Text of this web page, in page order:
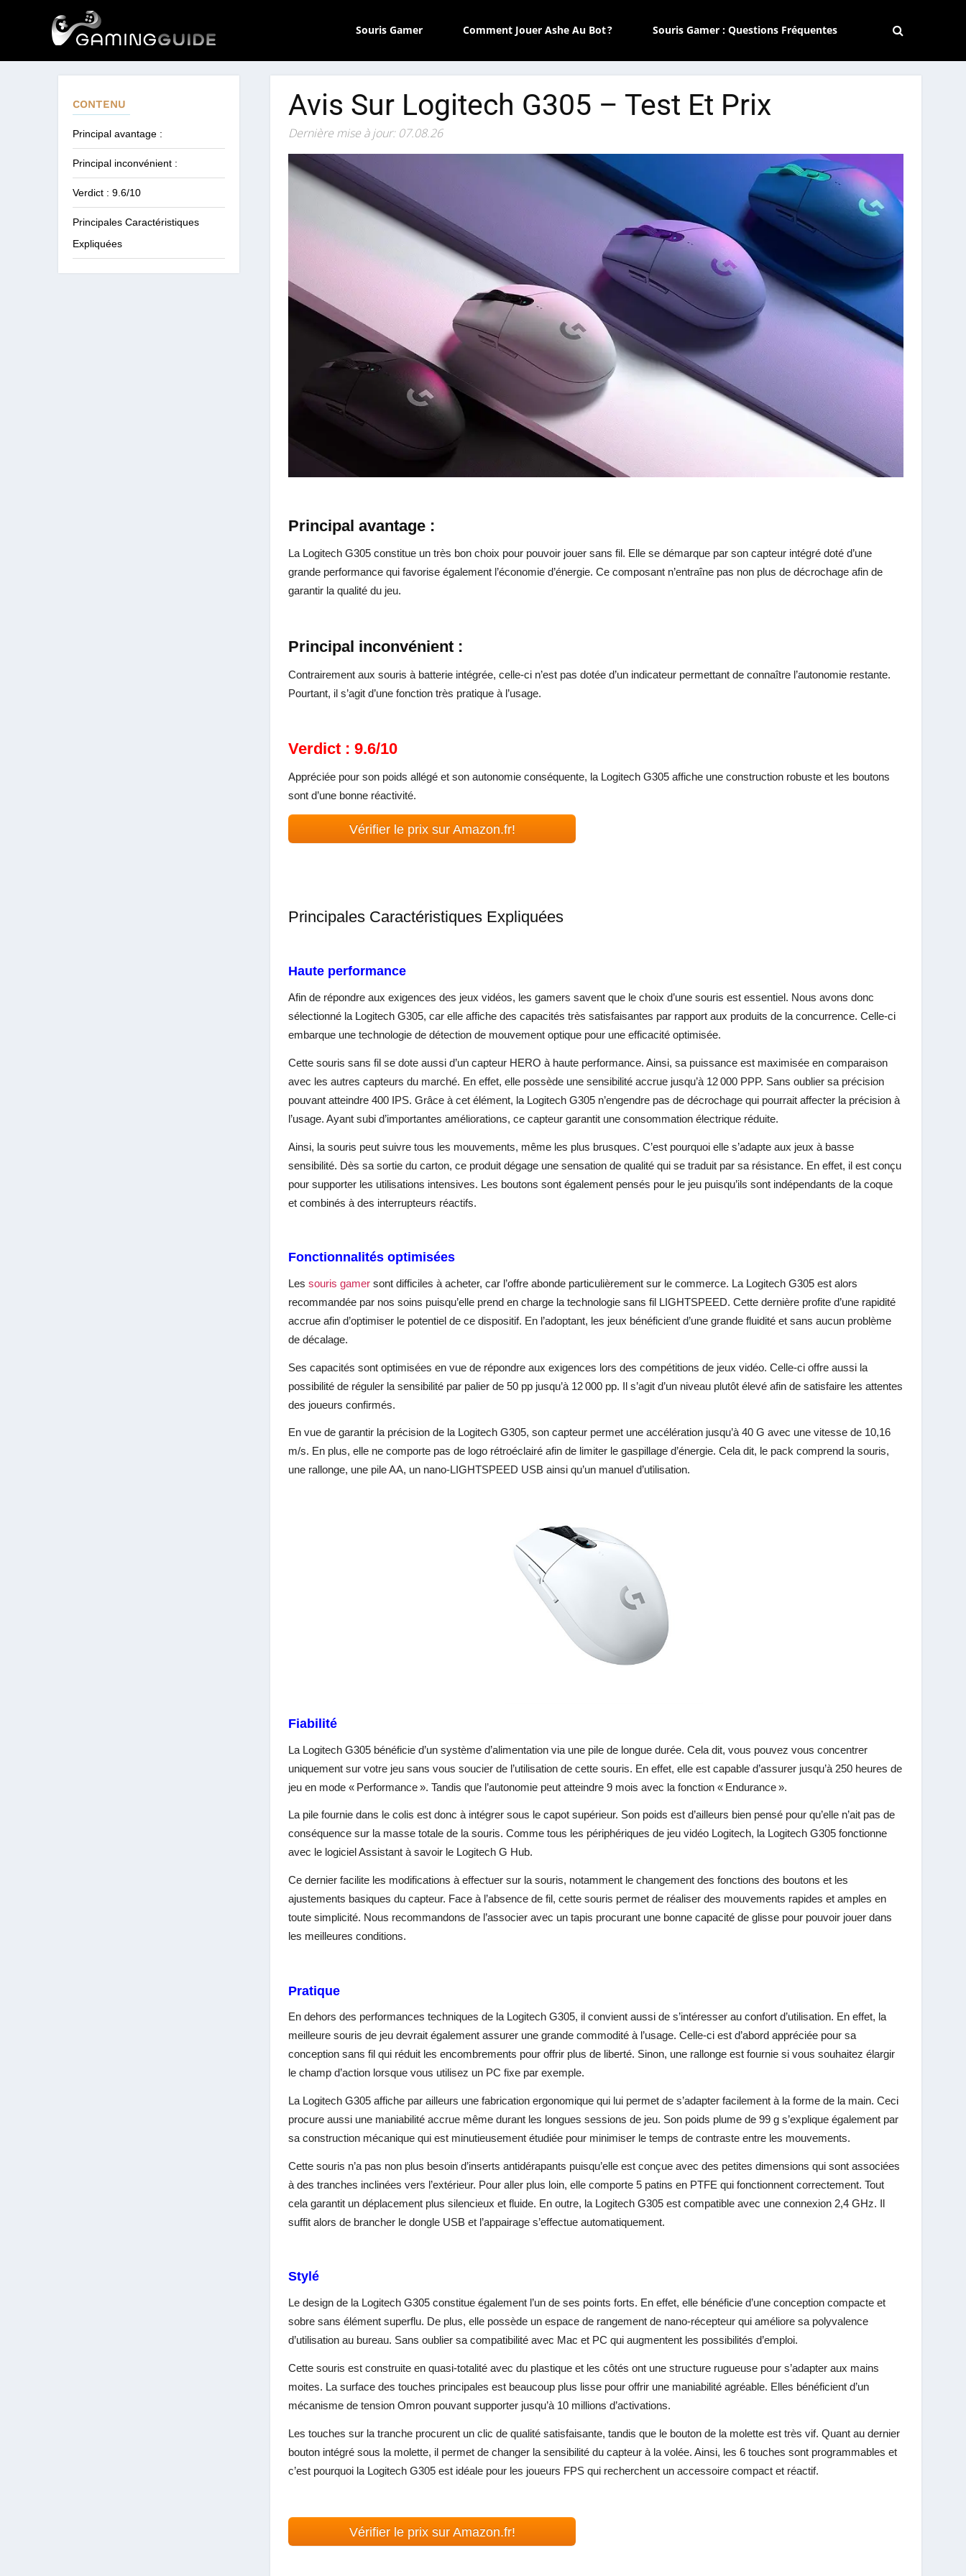
Souris Gamer Comment Jouer Ashe Au Bot ? Souris Gamer : Questions Fréquentes
CONTENU
Principal avantage :
Principal inconvénient :
Verdict : 9.6/10
Principales Caractéristiques
Expliquées
Avis Sur Logitech G305 – Test Et Prix
Dernière mise à jour: 07.08.26
Principal avantage :
La Logitech G305 constitue un très bon choix pour pouvoir jouer sans fil. Elle se démarque par son capteur intégré doté d’une
grande performance qui favorise également l’économie d’énergie. Ce composant n’entraîne pas non plus de décrochage afin de
garantir la qualité du jeu.
Principal inconvénient :
Contrairement aux souris à batterie intégrée, celle-ci n’est pas dotée d’un indicateur permettant de connaître l’autonomie restante.
Pourtant, il s’agit d’une fonction très pratique à l’usage.
Verdict : 9.6/10
Appréciée pour son poids allégé et son autonomie conséquente, la Logitech G305 affiche une construction robuste et les boutons
sont d’une bonne réactivité.
Vérifier le prix sur Amazon.fr!
Principales Caractéristiques Expliquées
Haute performance
Afin de répondre aux exigences des jeux vidéos, les gamers savent que le choix d’une souris est essentiel. Nous avons donc
sélectionné la Logitech G305, car elle affiche des capacités très satisfaisantes par rapport aux produits de la concurrence. Celle-ci
embarque une technologie de détection de mouvement optique pour une efficacité optimisée.
Cette souris sans fil se dote aussi d’un capteur HERO à haute performance. Ainsi, sa puissance est maximisée en comparaison
avec les autres capteurs du marché. En effet, elle possède une sensibilité accrue jusqu’à 12 000 PPP. Sans oublier sa précision
pouvant atteindre 400 IPS. Grâce à cet élément, la Logitech G305 n’engendre pas de décrochage qui pourrait affecter la précision à
l’usage. Ayant subi d’importantes améliorations, ce capteur garantit une consommation électrique réduite.
Ainsi, la souris peut suivre tous les mouvements, même les plus brusques. C’est pourquoi elle s’adapte aux jeux à basse
sensibilité. Dès sa sortie du carton, ce produit dégage une sensation de qualité qui se traduit par sa résistance. En effet, il est conçu
pour supporter les utilisations intensives. Les boutons sont également pensés pour le jeu puisqu’ils sont indépendants de la coque
et combinés à des interrupteurs réactifs.
Fonctionnalités optimisées
Lessouris gamer sont difficiles à acheter, car l’offre abonde particulièrement sur le commerce. La Logitech G305 est alors
recommandée par nos soins puisqu’elle prend en charge la technologie sans fil LIGHTSPEED. Cette dernière profite d’une rapidité
accrue afin d’optimiser le potentiel de ce dispositif. En l’adoptant, les jeux bénéficient d’une grande fluidité et sans aucun problème
de décalage.
Ses capacités sont optimisées en vue de répondre aux exigences lors des compétitions de jeux vidéo. Celle-ci offre aussi la
possibilité de réguler la sensibilité par palier de 50 pp jusqu’à 12 000 pp. Il s’agit d’un niveau plutôt élevé afin de satisfaire les attentes
des joueurs confirmés.
En vue de garantir la précision de la Logitech G305, son capteur permet une accélération jusqu’à 40 G avec une vitesse de 10,16
m/s. En plus, elle ne comporte pas de logo rétroéclairé afin de limiter le gaspillage d’énergie. Cela dit, le pack comprend la souris,
une rallonge, une pile AA, un nano-LIGHTSPEED USB ainsi qu’un manuel d’utilisation.
Fiabilité
La Logitech G305 bénéficie d’un système d’alimentation via une pile de longue durée. Cela dit, vous pouvez vous concentrer
uniquement sur votre jeu sans vous soucier de l’utilisation de cette souris. En effet, elle est capable d’assurer jusqu’à 250 heures de
jeu en mode « Performance ». Tandis que l’autonomie peut atteindre 9 mois avec la fonction « Endurance ».
La pile fournie dans le colis est donc à intégrer sous le capot supérieur. Son poids est d’ailleurs bien pensé pour qu’elle n’ait pas de
conséquence sur la masse totale de la souris. Comme tous les périphériques de jeu vidéo Logitech, la Logitech G305 fonctionne
avec le logiciel Assistant à savoir le Logitech G Hub.
Ce dernier facilite les modifications à effectuer sur la souris, notamment le changement des fonctions des boutons et les
ajustements basiques du capteur. Face à l’absence de fil, cette souris permet de réaliser des mouvements rapides et amples en
toute simplicité. Nous recommandons de l’associer avec un tapis procurant une bonne capacité de glisse pour pouvoir jouer dans
les meilleures conditions.
Pratique
En dehors des performances techniques de la Logitech G305, il convient aussi de s’intéresser au confort d’utilisation. En effet, la
meilleure souris de jeu devrait également assurer une grande commodité à l’usage. Celle-ci est d’abord appréciée pour sa
conception sans fil qui réduit les encombrements pour offrir plus de liberté. Sinon, une rallonge est fournie si vous souhaitez élargir
le champ d’action lorsque vous utilisez un PC fixe par exemple.
La Logitech G305 affiche par ailleurs une fabrication ergonomique qui lui permet de s’adapter facilement à la forme de la main. Ceci
procure aussi une maniabilité accrue même durant les longues sessions de jeu. Son poids plume de 99 g s’explique également par
sa construction mécanique qui est minutieusement étudiée pour minimiser le temps de contraste entre les mouvements.
Cette souris n’a pas non plus besoin d’inserts antidérapants puisqu’elle est conçue avec des petites dimensions qui sont associées
à des tranches inclinées vers l’extérieur. Pour aller plus loin, elle comporte 5 patins en PTFE qui fonctionnent correctement. Tout
cela garantit un déplacement plus silencieux et fluide. En outre, la Logitech G305 est compatible avec une connexion 2,4 GHz. Il
suffit alors de brancher le dongle USB et l’appairage s’effectue automatiquement.
Stylé
Le design de la Logitech G305 constitue également l’un de ses points forts. En effet, elle bénéficie d’une conception compacte et
sobre sans élément superflu. De plus, elle possède un espace de rangement de nano-récepteur qui améliore sa polyvalence
d’utilisation au bureau. Sans oublier sa compatibilité avec Mac et PC qui augmentent les possibilités d’emploi.
Cette souris est construite en quasi-totalité avec du plastique et les côtés ont une structure rugueuse pour s’adapter aux mains
moites. La surface des touches principales est beaucoup plus lisse pour offrir une maniabilité agréable. Elles bénéficient d’un
mécanisme de tension Omron pouvant supporter jusqu’à 10 millions d’activations.
Les touches sur la tranche procurent un clic de qualité satisfaisante, tandis que le bouton de la molette est très vif. Quant au dernier
bouton intégré sous la molette, il permet de changer la sensibilité du capteur à la volée. Ainsi, les 6 touches sont programmables et
c’est pourquoi la Logitech G305 est idéale pour les joueurs FPS qui recherchent un accessoire compact et réactif.
Vérifier le prix sur Amazon.fr!